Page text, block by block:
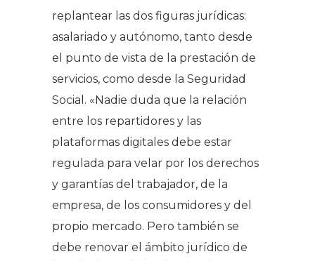
replantear las dos figuras jurídicas:
asalariado y autónomo, tanto desde
el punto de vista de la prestación de
servicios, como desde la Seguridad
Social. «Nadie duda que la relación
entre los repartidores y las
plataformas digitales debe estar
regulada para velar por los derechos
y garantías del trabajador, de la
empresa, de los consumidores y del
propio mercado. Pero también se
debe renovar el ámbito jurídico de